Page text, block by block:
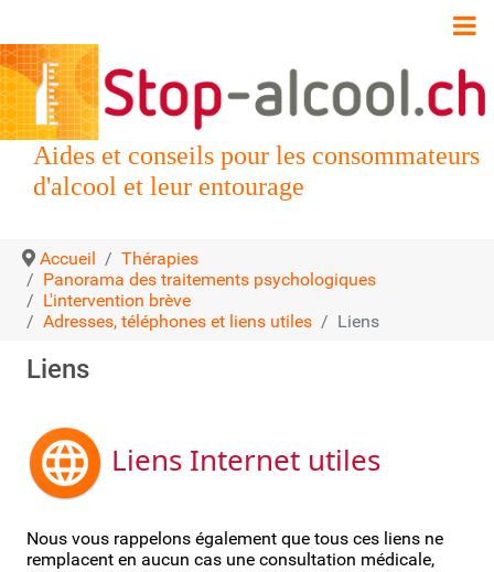
Aides et conseils pour les consommateurs
d'alcool et leur entourage
Accueil
Thérapies
Panorama des traitements psychologiques
L'intervention brève
Adresses, téléphones et liens utiles
Liens
Liens
Liens Internet utiles
Nous vous rappelons également que tous ces liens ne
remplacent en aucun cas une consultation médicale,